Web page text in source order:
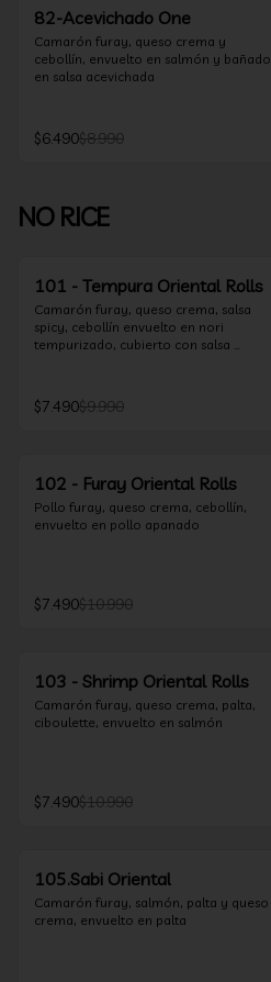
82-Acevichado One
Camarón furay, queso crema y
cebollín, envuelto en salmón y bañado
en salsa acevichada
$6.490$8.990
NO RICE
101 - Tempura Oriental Rolls
Camarón furay, queso crema, salsa
spicy, cebollín envuelto en nori
tempurizado, cubierto con salsa
$7.490$9.990
102 - Furay Oriental Rolls
Pollo furay, queso crema, cebollín,
envuelto en pollo apanado
$7.490$10.990
103 - Shrimp Oriental Rolls
Camarón furay, queso crema, palta,
ciboulette, envuelto en salmón
$7.490$10.990
105.Sabi Oriental
Camarón furay, salmón, palta y queso
crema, envuelto en palta